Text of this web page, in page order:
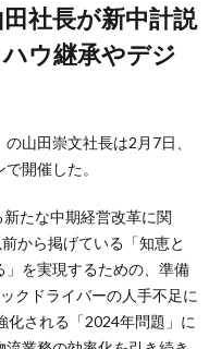
ウ継承やデジ
山田崇文社長は2月7日、
開催した。
たな中期経営改革に関
から掲げている「知恵と
を実現するための、準備
クドライバーの人手不足に
化される「2024年問題」に